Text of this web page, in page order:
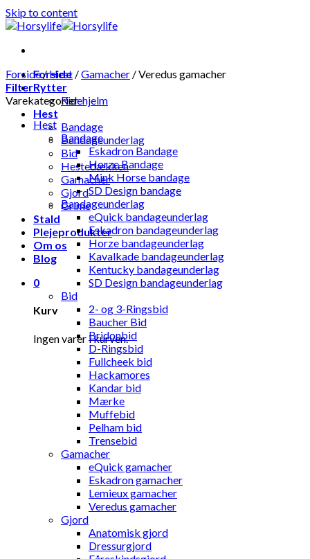
Skip to content
Forside
Rytter
Ridehjelm
Hest
Bandage
Bandageunderlag
Bid
Hestedækken
Gamacher
Gjord
Grime
Stald
Plejeprodukter
Om os
Blog
0
Kurv
Ingen varer i kurven.
Forside/Hest /Gamacher /Veredus gamacher
Filter
Varekategorier
Hest
Bandage
Eskadron Bandage
Horze Bandage
Mink Horse bandage
SD Design bandage
Bandageunderlag
eQuick bandageunderlag
Eskadron bandageunderlag
Horze bandageunderlag
Kavalkade bandageunderlag
Kentucky bandageunderlag
SD Design bandageunderlag
Bid
2- og 3-Ringsbid
Baucher Bid
Bridonbid
D-Ringsbid
Fullcheek bid
Hackamores
Kandar bid
Mærke
Muffebid
Pelham bid
Trensebid
Gamacher
eQuick gamacher
Eskadron gamacher
Lemieux gamacher
Veredus gamacher
Gjord
Anatomisk gjord
Dressurgjord